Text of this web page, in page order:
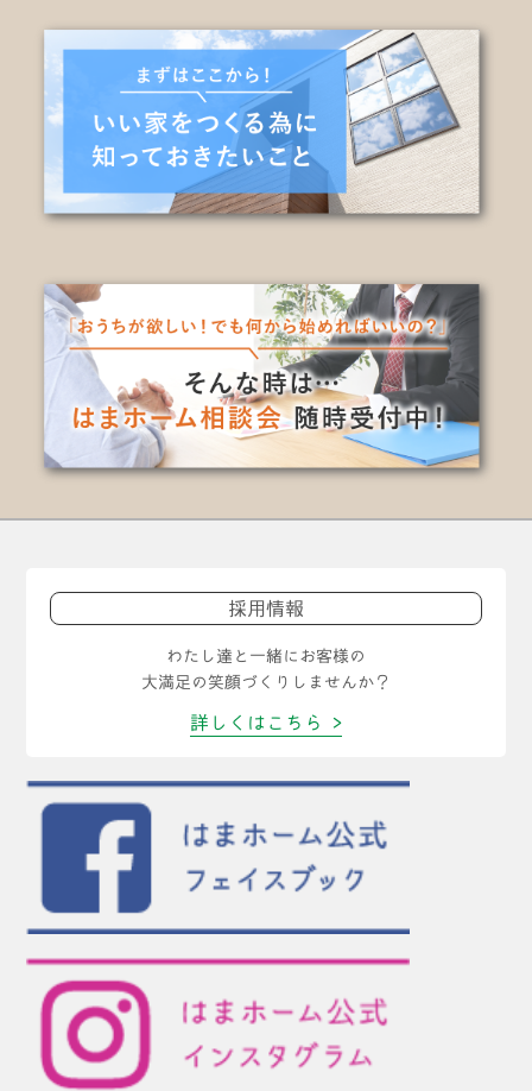
採用情報
わたし達と一緒にお客様の
大満足の笑顔づくりしませんか？
詳しくはこちら >